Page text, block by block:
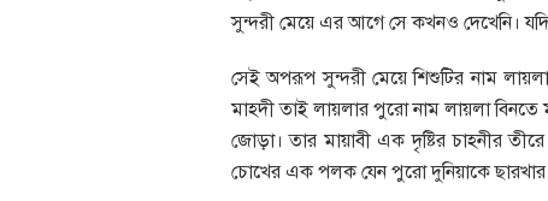
সুন্দরী মেয়ে এর আগে সে কখনও দেখেনি।
সেই অপরূপ সুন্দরী মেয়ে শিশুটির নাম লায়লা
মাহদী তাই লায়লার পুরো নাম লায়লা বিনতে
জোড়া। তার মায়াবী এক দৃষ্টির চাহনীর
চোখের এক পলক যেন পুরো দুনিয়াকে ছারখার